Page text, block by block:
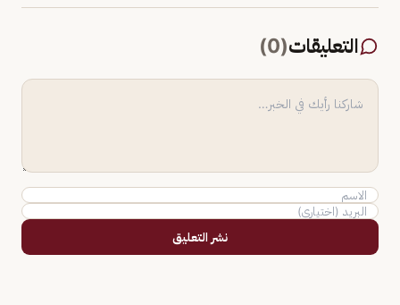
التعليقات(
0
)
نشر التعليق